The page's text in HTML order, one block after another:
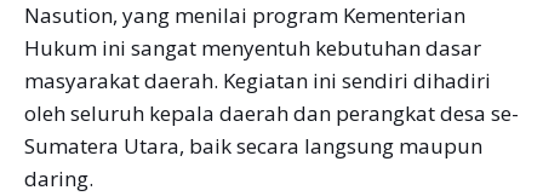
Nasution, yang menilai program Kementerian
Hukum ini sangat menyentuh kebutuhan dasar
masyarakat daerah. Kegiatan ini sendiri dihadiri
oleh seluruh kepala daerah dan perangkat desa se-
Sumatera Utara, baik secara langsung maupun
daring.